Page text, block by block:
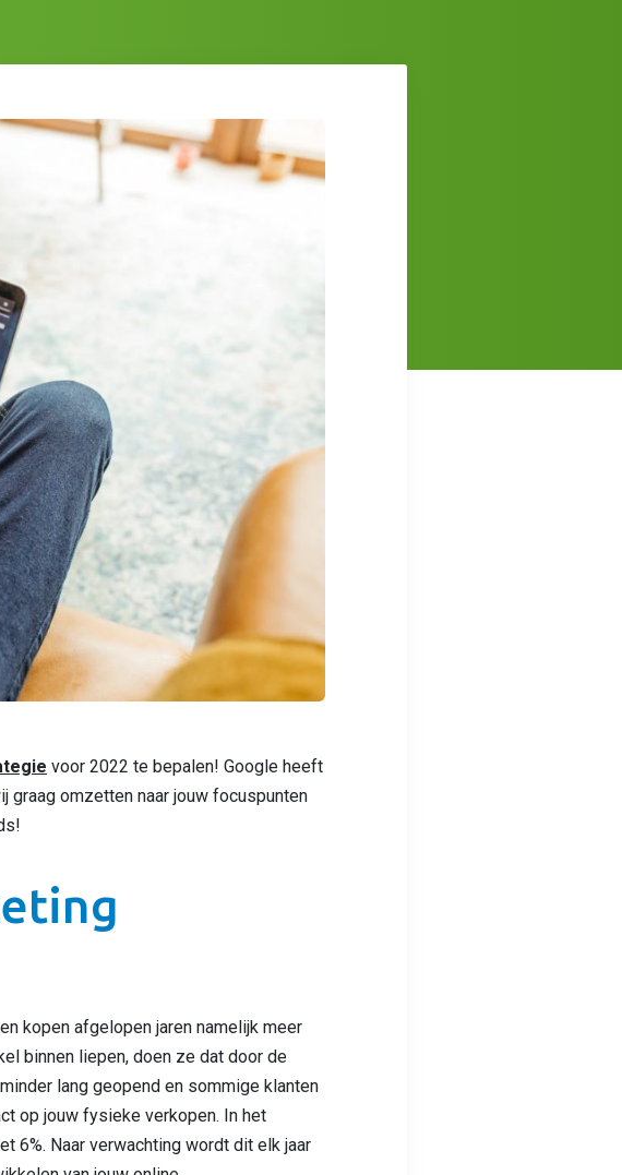
e voor 2022 te bepalen! Google heeft
graag omzetten naar jouw focuspunten
kopen afgelopen jaren namelijk meer
binnen liepen, doen ze dat door de
lang geopend en sommige klanten
op jouw fysieke verkopen. In het
6%. Naar verwachting wordt dit elk jaar